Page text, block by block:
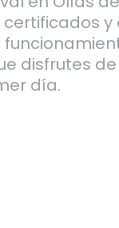
certificados
disfrutes
día.